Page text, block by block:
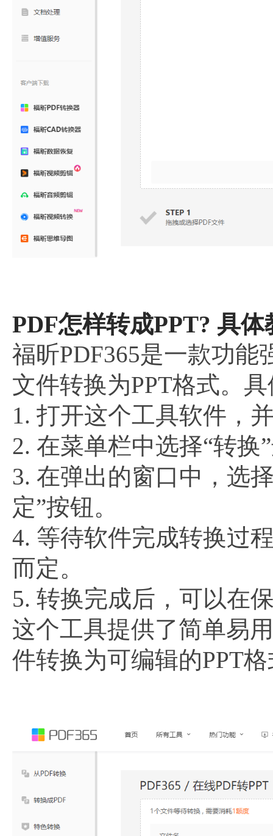
PDF怎样转成PPT? 具体
福昕PDF365是一款功能
文件转换为PPT格式。
1. 打开这个工具软件，
2. 在菜单栏中选择“转换
3. 在弹出的窗口中，选
定”按钮。
4. 等待软件完成转换过
而定。
5. 转换完成后，可以在
这个工具提供了简单易
件转换为可编辑的PPT